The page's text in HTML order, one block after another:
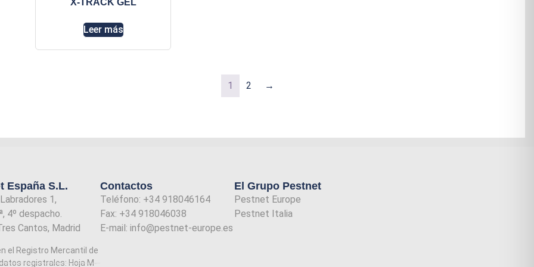
X-TRACK GEL
Leer más
1 2 →
España S.L.
1,
4º despacho.
Cantos, Madrid
el Registro Mercantil de
registrales: Hoja M-
Contactos
Teléfono: +34 918046164
Fax: +34 918046038
E-mail: info@pestnet-europe.es
El Grupo Pestnet
Pestnet Europe
Pestnet Italia